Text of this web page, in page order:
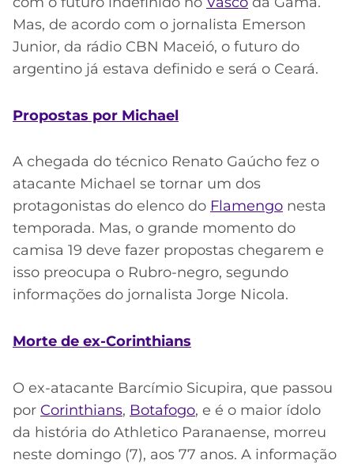
Mas, de acordo com o jornalista Emerson
Junior, da rádio CBN Maceió, o futuro do
argentino já estava definido e será o Ceará.
Propostas por Michael
A chegada do técnico Renato Gaúcho fez o
atacante Michael se tornar um dos
protagonistas do elenco do Flamengo nesta
temporada. Mas, o grande momento do
camisa 19 deve fazer propostas chegarem e
isso preocupa o Rubro-negro, segundo
informações do jornalista Jorge Nicola.
Morte de ex-Corinthians
O ex-atacante Barcímio Sicupira, que passou
por Corinthians, Botafogo, e é o maior ídolo
da história do Athletico Paranaense, morreu
neste domingo (7), aos 77 anos. A informação